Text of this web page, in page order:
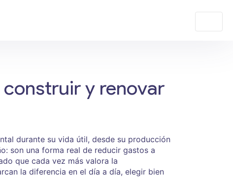
y renovar
durante su vida útil, desde su producción
son una forma real de reducir gastos a
que cada vez más valora la
la diferencia en el día a día, elegir bien